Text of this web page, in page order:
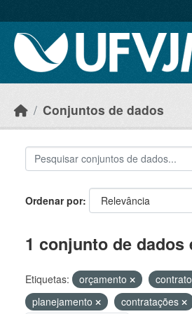
Conjuntos de dados
Ordenar por
1 conjunto de dados
Etiquetas: orçamento
planejamento
contratações